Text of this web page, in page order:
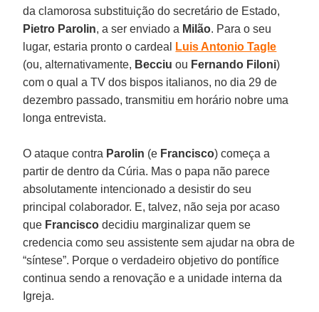
da clamorosa substituição do secretário de Estado,
Pietro Parolin, a ser enviado a Milão. Para o seu
lugar, estaria pronto o cardeal
Luis Antonio Tagle
(ou, alternativamente, Becciu ou Fernando Filoni)
com o qual a TV dos bispos italianos, no dia 29 de
dezembro passado, transmitiu em horário nobre uma
longa entrevista.
O ataque contra Parolin (e Francisco) começa a
partir de dentro da Cúria. Mas o papa não parece
absolutamente intencionado a desistir do seu
principal colaborador. E, talvez, não seja por acaso
que Francisco decidiu marginalizar quem se
credencia como seu assistente sem ajudar na obra de
“síntese”. Porque o verdadeiro objetivo do pontífice
continua sendo a renovação e a unidade interna da
Igreja.